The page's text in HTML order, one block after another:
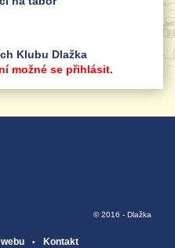
Klubu Dlažka
možné se přihlásit.
© 2016 - Dlažka
Kontakt